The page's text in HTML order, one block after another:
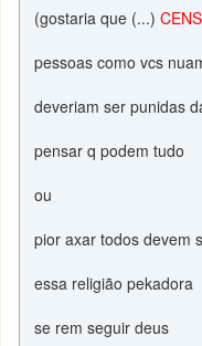
(gostaria que (...)
pessoas como vcs
deveriam ser punidas
pensar q podem tudo
ou
pior axar todos devem
essa religião pekadora
se rem seguir deus